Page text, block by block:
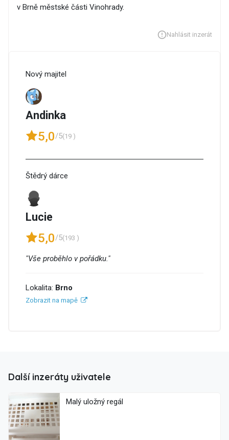
v Brně městské části Vinohrady.
Nahlásit inzerát
Nový majitel
Andinka
5,0/5(19 )
Štědrý dárce
Lucie
5,0/5(193 )
"Vše proběhlo v pořádku."
Lokalita: Brno
Zobrazit na mapě
Další inzeráty uživatele
Malý uložný regál